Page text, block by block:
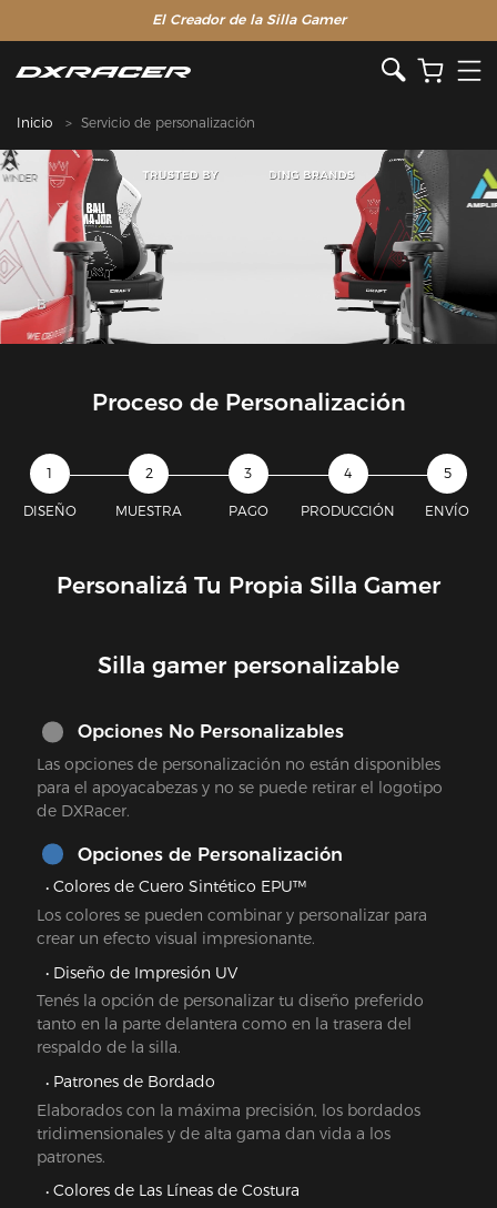
El Creador de la Silla Gamer
Inicio Servicio de personalización
Proceso de Personalización
DISEÑO MUESTRA PAGO PRODUCCIÓN ENVÍO
Personalizá Tu Propia Silla Gamer
Silla gamer personalizable
Opciones No Personalizables
Las opciones de personalización no están disponibles
para el apoyacabezas y no se puede retirar el logotipo
de DXRacer.
Opciones de Personalización
Colores de Cuero Sintético EPU™
Los colores se pueden combinar y personalizar para
crear un efecto visual impresionante.
Diseño de Impresión UV
Tenés la opción de personalizar tu diseño preferido
tanto en la parte delantera como en la trasera del
respaldo de la silla.
Patrones de Bordado
Elaborados con la máxima precisión, los bordados
tridimensionales y de alta gama dan vida a los
patrones.
Colores de Las Líneas de Costura